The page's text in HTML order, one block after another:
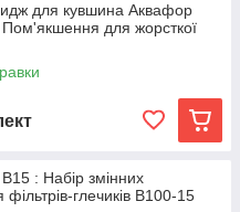
для кувшина Аквафор
для жорсткої
: Набір змінних
фільтрів-глечиків В100-15